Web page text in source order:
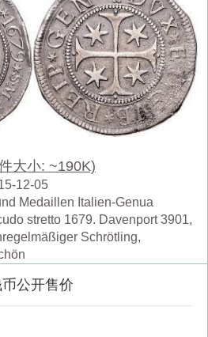
大小: ~190K)
12-05
Medaillen Italien-Genua
stretto 1679. Davenport 3901,
Schrötling,